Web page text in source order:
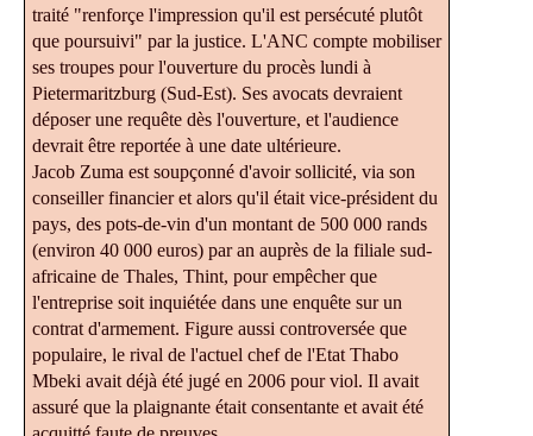
traité "renforçe l'impression qu'il est persécuté plutôt
que poursuivi" par la justice. L'ANC compte mobiliser
ses troupes pour l'ouverture du procès lundi à
Pietermaritzburg (Sud-Est). Ses avocats devraient
déposer une requête dès l'ouverture, et l'audience
devrait être reportée à une date ultérieure.
Jacob Zuma est soupçonné d'avoir sollicité, via son
conseiller financier et alors qu'il était vice-président du
pays, des pots-de-vin d'un montant de 500 000 rands
(environ 40 000 euros) par an auprès de la filiale sud-
africaine de Thales, Thint, pour empêcher que
l'entreprise soit inquiétée dans une enquête sur un
contrat d'armement. Figure aussi controversée que
populaire, le rival de l'actuel chef de l'Etat Thabo
Mbeki avait déjà été jugé en 2006 pour viol. Il avait
assuré que la plaignante était consentante et avait été